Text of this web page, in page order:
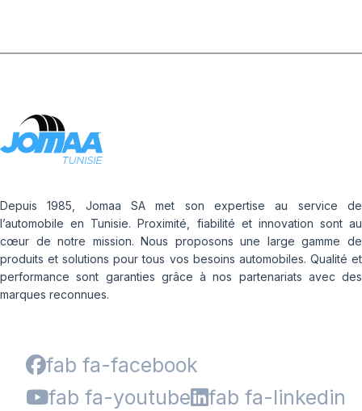
Depuis 1985, Jomaa SA met son expertise au service de
l’automobile en Tunisie. Proximité, fiabilité et innovation sont au
cœur de notre mission. Nous proposons une large gamme de
produits et solutions pour tous vos besoins automobiles. Qualité et
performance sont garanties grâce à nos partenariats avec des
marques reconnues.
fab fa-facebook
fab fa-youtube
fab fa-linkedin